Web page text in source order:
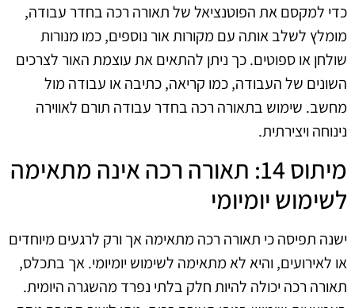
כדי למקסם את הפוטנציאל של תאורה רכה בחדר עבודה,
מומלץ לשלב אותה עם מקורות אור נוספים, כמו מנורות
שולחן או ספוטים. כך ניתן להתאים את עוצמת האור לצרכים
השונים של העבודה, כמו קריאה, כתיבה או עבודה מול
מחשב. שימוש בתאורה רכה בחדר עבודה תורם לאווירה
נינוחה ויצירתית.
מיתוס 14: תאורה רכה אינה מתאימה
לשימוש יומיומי
ישנה תפיסה כי תאורה רכה מתאימה אך ורק לרגעים מיוחדים
או לאירועים, והיא לא מתאימה לשימוש יומיומי. אך בתכלס,
תאורה רכה יכולה להיות חלק בלתי נפרד מהשגרה היומית.